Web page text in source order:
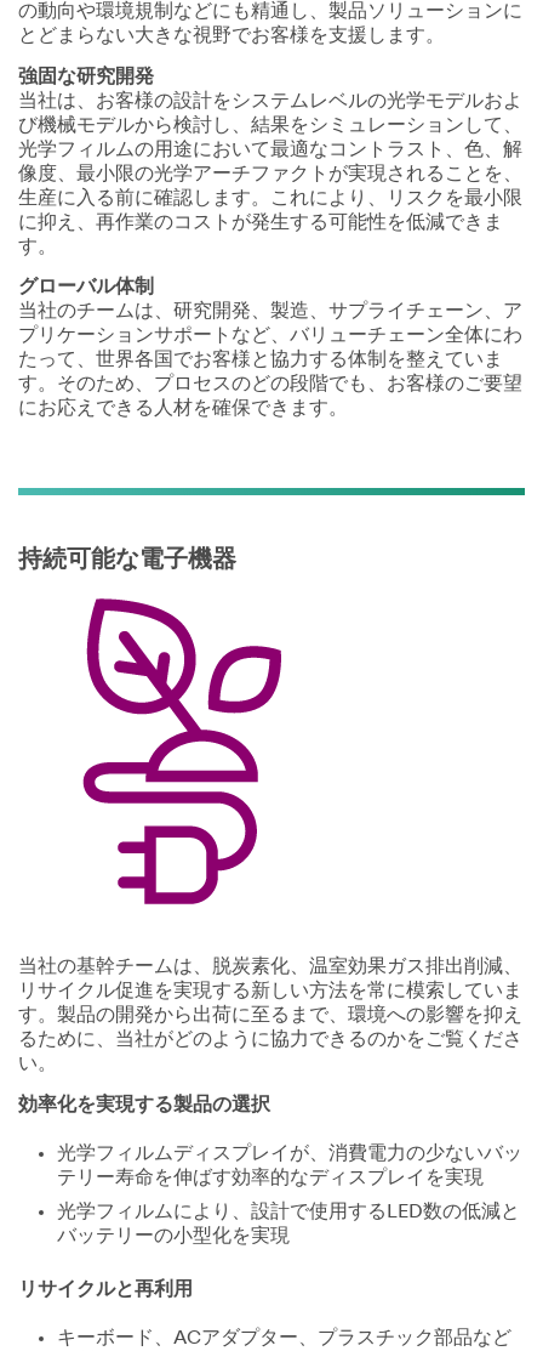
の動向や環境規制などにも精通し、製品ソリューションに
とどまらない大きな視野でお客様を支援します。
強固な研究開発
当社は、お客様の設計をシステムレベルの光学モデルおよ
び機械モデルから検討し、結果をシミュレーションして、
光学フィルムの用途において最適なコントラスト、色、解
像度、最小限の光学アーチファクトが実現されることを、
生産に入る前に確認します。これにより、リスクを最小限
に抑え、再作業のコストが発生する可能性を低減できま
す。
グローバル体制
当社のチームは、研究開発、製造、サプライチェーン、ア
プリケーションサポートなど、バリューチェーン全体にわ
たって、世界各国でお客様と協力する体制を整えていま
す。そのため、プロセスのどの段階でも、お客様のご要望
にお応えできる人材を確保できます。
持続可能な電子機器
当社の基幹チームは、脱炭素化、温室効果ガス排出削減、
リサイクル促進を実現する新しい方法を常に模索していま
す。製品の開発から出荷に至るまで、環境への影響を抑え
るために、当社がどのように協力できるのかをご覧くださ
い。
効率化を実現する製品の選択
光学フィルムディスプレイが、消費電力の少ないバッ
テリー寿命を伸ばす効率的なディスプレイを実現
光学フィルムにより、設計で使用するLED数の低減と
バッテリーの小型化を実現
リサイクルと再利用
キーボード、ACアダプター、プラスチック部品など